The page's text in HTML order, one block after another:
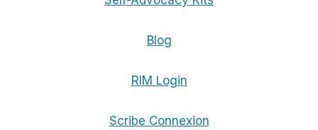
Blog
RIM Login
Scribe Connexion